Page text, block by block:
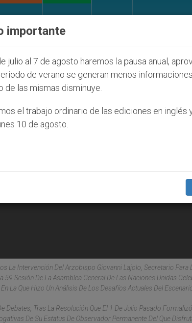
Seúl 2027 ONU se pronuncia
según la Santa Sede
La Intervención Del Arzobispo Giovanni Lajolo, Secretario Para
59 Sesión De La Asamblea General De Las Naciones Unidas
La Que Hizo Un Análisis De Los Desafíos Actuales Del
Debates, Tras La Resolución Que El 1 De Julio Pasado
De Su Estatus De Observador Permanente Del Que
importante
julio al 7 de agosto haremos la pausa anual,
de verano se generan menos
de las mismas disminuye.
el trabajo ordinario de las ediciones en inglés
10 de agosto.